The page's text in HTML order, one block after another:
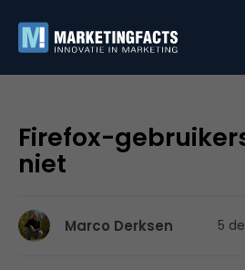
Firefox-
niet
Marco Derksen 5